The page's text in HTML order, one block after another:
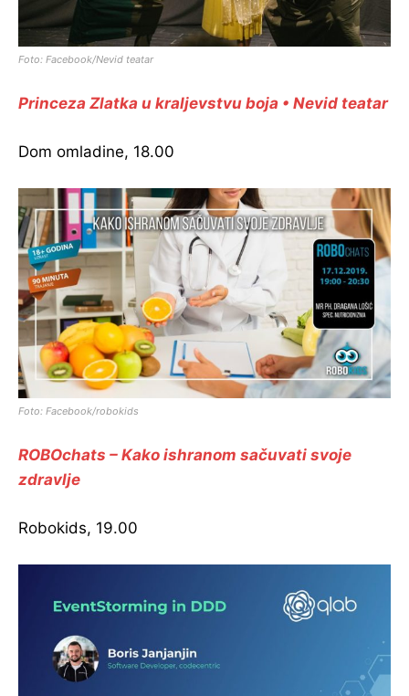
Foto: Facebook/Nevid teatar
Princeza Zlatka u kraljevstvu boja • Nevid teatar
Dom omladine, 18.00
Foto: Facebook/robokids
ROBOchats – Kako ishranom sačuvati svoje
zdravlje
Robokids, 19.00